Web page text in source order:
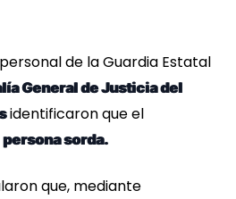
de la Guardia Estatal
General de Justicia del
identificaron que el
persona sorda.
que, mediante